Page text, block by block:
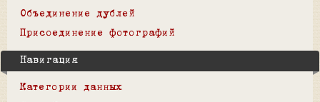
Объединение дублей
Присоединение фотографий
Навигация
Категории данных